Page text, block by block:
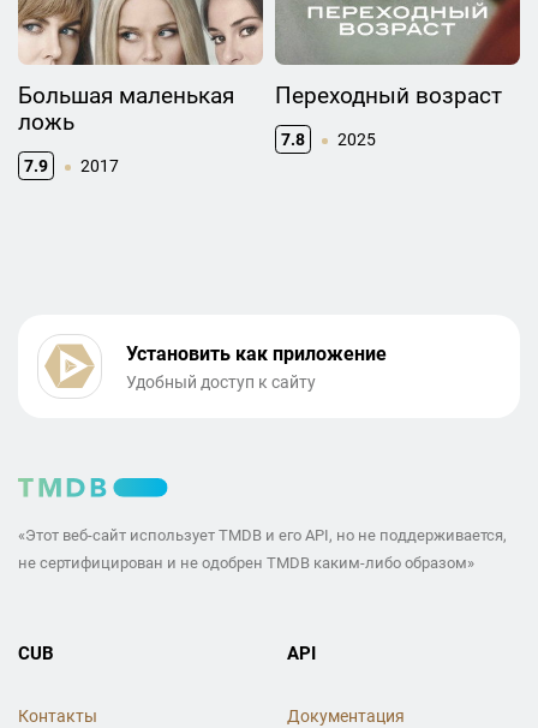
Большая маленькая
ложь
7.9 2017
Переходный возраст
7.8 2025
Установить как приложение
Удобный доступ к сайту
«Этот веб-сайт использует TMDB и его API, но не поддерживается,
не сертифицирован и не одобрен TMDB каким-либо образом»
CUB
Контакты
API
Документация